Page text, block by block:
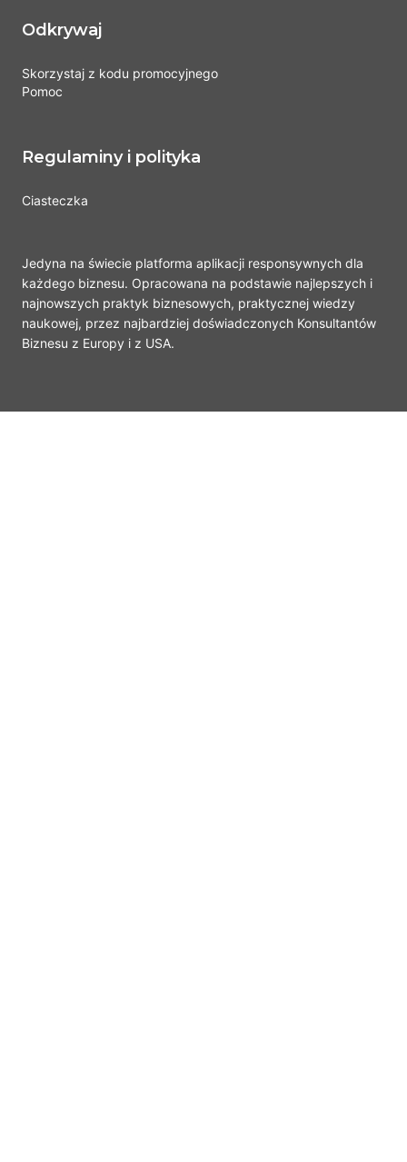
Odkrywaj
Skorzystaj z kodu promocyjnego
Pomoc
Regulaminy i polityka
Ciasteczka
Jedyna na świecie platforma aplikacji responsywnych dla
każdego biznesu. Opracowana na podstawie najlepszych i
najnowszych praktyk biznesowych, praktycznej wiedzy
naukowej, przez najbardziej doświadczonych Konsultantów
Biznesu z Europy i z USA.